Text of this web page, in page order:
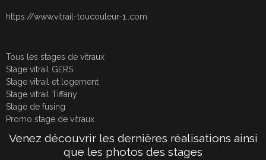
https://www.vitrail-toucouleur-1..com
Tous les stages de vitraux
Stage vitrail GERS
Stage vitrail et logement
Stage vitrail Tiffany
Stage de fusing
Promo stage de vitraux
Venez découvrir les dernières réalisations ainsi
que les photos des stages